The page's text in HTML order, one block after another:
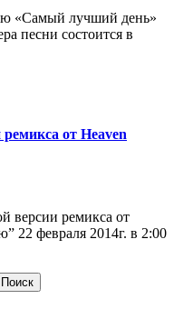
«Самый лучший день»
песни состоится в
от Heaven
версии ремикса от
22 февраля 2014г. в 2:00